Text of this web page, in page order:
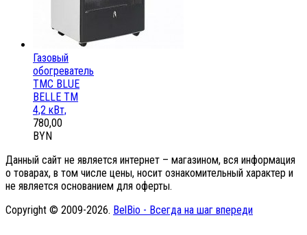
Газовый
обогреватель
ТМС BLUE
BELLE ТМ
4,2 кВт,
780,00
BYN
Данный сайт не является интернет – магазином, вся информация
о товарах, в том числе цены, носит ознакомительный характер и
не является основанием для оферты.
Copyright © 2009-2026. BelBio - Всегда на шаг впереди